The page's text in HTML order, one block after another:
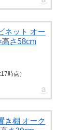
ネット オー
高さ58cm
時点）
き棚 オーク